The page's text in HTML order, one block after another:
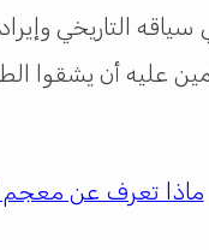
التاريخي
عليه أن
ماذا تعرف عن معجم